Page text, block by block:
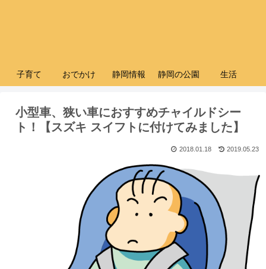
子育て おでかけ 静岡情報 静岡の公園 生活
小型車、狭い車におすすめチャイルドシー
ト！【スズキ スイフトに付けてみました】
2019.05.23
2018.01.18